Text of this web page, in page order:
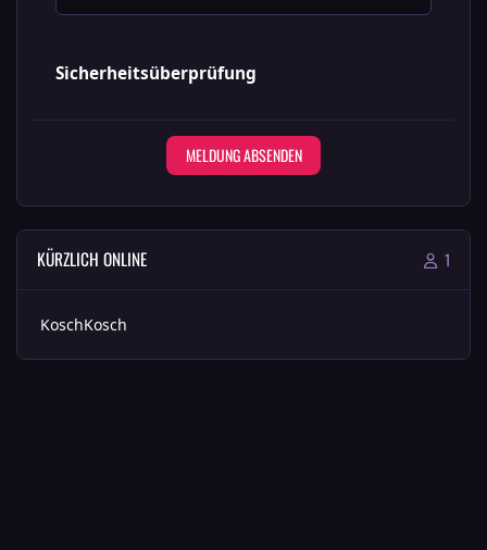
Sicherheitsüberprüfung
MELDUNG ABSENDEN
KÜRZLICH ONLINE 1
KoschKosch